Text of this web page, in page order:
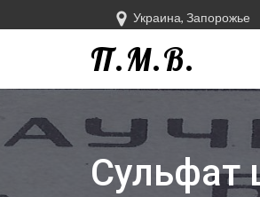
Украина, Запорожье
П.М.В.
Сульфат